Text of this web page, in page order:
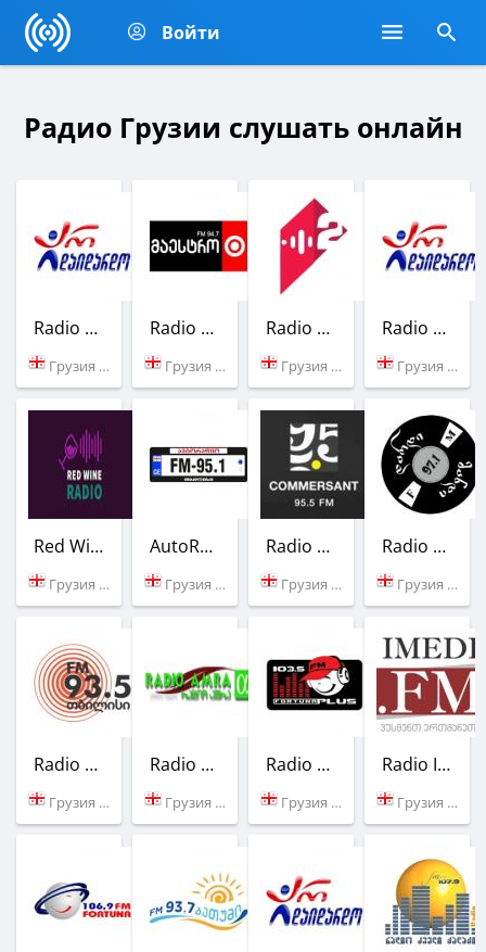
Войти
Радио Грузии слушать онлайн
Radio Ar Daidardo
Грузия (96.7 FM)
Radio Maestro
Грузия (94.7 FM)
Radio 2 (Georgia)
Грузия (100.9 FM)
Radio Ar Daidardo
Грузия (102.7 FM)
Red Wine Radio
Грузия (Батуми)
AutoRadio Georgia
Грузия (95.1 FM)
Radio Commersant
Грузия (95.5 FM)
Radio Dardimandi
Грузия (97.1 FM)
Radio Tbilisi
Грузия (93.5 FM)
Radio Amra
Грузия (Тбилиси)
Radio Fortuna Plus
Грузия (103.5 FM)
Radio Imedi
Грузия (105.9 FM)